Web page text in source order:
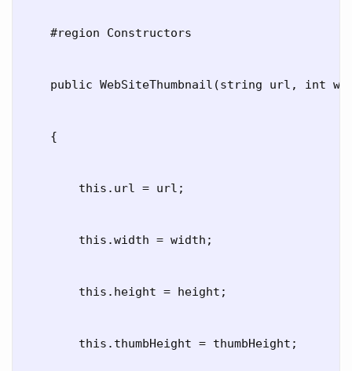
    #region Constructors
public WebSiteThumbnail(string url, int
    {
        this.url = url;
        this.width = width;
        this.height = height;
        this.thumbHeight = thumbHeight;